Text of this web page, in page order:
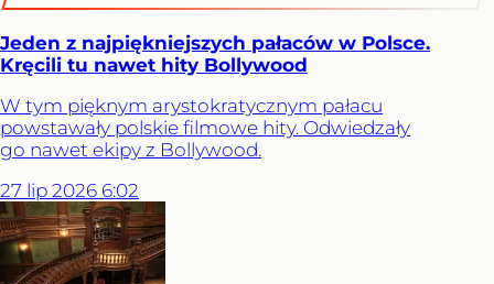
Jeden z najpiękniejszych pałaców w Polsce.
Kręcili tu nawet hity Bollywood
W tym pięknym arystokratycznym pałacu
powstawały polskie filmowe hity. Odwiedzały
go nawet ekipy z Bollywood.
27 lip 2026 6:02